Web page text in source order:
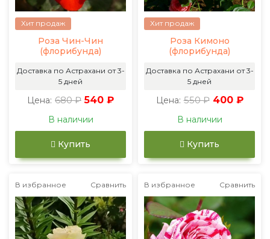
Хит продаж
Роза Чин-Чин
(флорибунда)
Доставка по Астрахани от 3-
5 дней
Цена: 680 ₽ 540 ₽
В наличии
Купить
Хит продаж
Роза Кимоно
(флорибунда)
Доставка по Астрахани от 3-
5 дней
Цена: 550 ₽ 400 ₽
В наличии
Купить
В избранное Сравнить В избранное Сравнить